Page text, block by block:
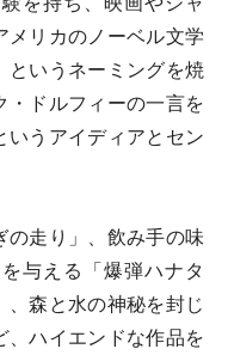
メリカのノーベル文学
というネーミングを焼
・ドルフィーの一言を
いうアイディアとセン
の走り」、飲み手の味
与える「爆弾ハナタ
、森と水の神秘を封じ
、ハイエンドな作品を